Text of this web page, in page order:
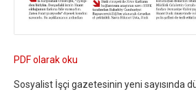
PDF olarak oku
Sosyalist İşçi gazetesinin yeni sayısında